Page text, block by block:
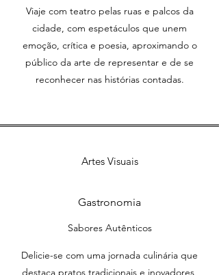
Viaje com teatro pelas ruas e palcos da
cidade, com espetáculos que unem
emoção, crítica e poesia, aproximando o
público da arte de representar e de se
reconhecer nas histórias contadas.
Artes Visuais
celebram a criatividade e a expressão
artística, proporcionando um
mergulho na estética e na diversidade
Gastronomia
Sabores Autênticos
Delicie-se com uma jornada culinária que
destaca pratos tradicionais e inovadores,